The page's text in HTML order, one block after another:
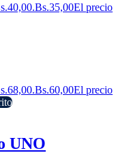
Bs.35,00El precio
Bs.60,00El precio
UNO